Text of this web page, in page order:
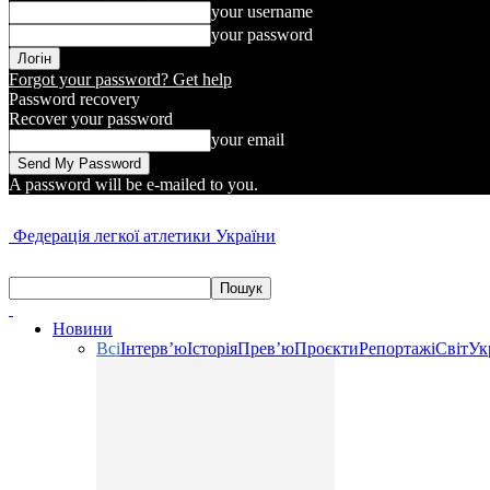
your username
your password
Forgot your password? Get help
Password recovery
Recover your password
your email
A password will be e-mailed to you.
Федерація легкої атлетики України
Новини
ВсіІнтерв’юІсторіяПрев’юПроєктиРепортажіСвіт